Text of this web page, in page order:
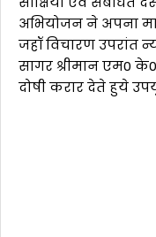
अभियोजन ने अपना
जहॉ विचारण उपरांत
सागर श्रीमान एम0
दोषी करार देते हुये